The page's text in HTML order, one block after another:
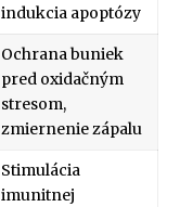
indukcia apoptózy
Ochrana buniek
pred oxidačným
stresom,
zmiernenie zápalu
Stimulácia
imunitnej